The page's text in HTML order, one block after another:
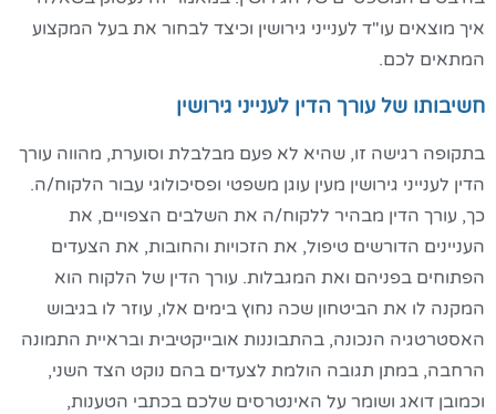
איך מוצאים עו"ד לענייני גירושין וכיצד לבחור את בעל המקצוע
המתאים לכם.
חשיבותו של עורך הדין לענייני גירושין
בתקופה רגישה זו, שהיא לא פעם מבלבלת וסוערת, מהווה עורך
הדין לענייני גירושין מעין עוגן משפטי ופסיכולוגי עבור הלקוח/ה.
כך, עורך הדין מבהיר ללקוח/ה את השלבים הצפויים, את
העניינים הדורשים טיפול, את הזכויות והחובות, את הצעדים
הפתוחים בפניהם ואת המגבלות. עורך הדין של הלקוח הוא
המקנה לו את הביטחון שכה נחוץ בימים אלו, עוזר לו בגיבוש
האסטרטגיה הנכונה, בהתבוננות אובייקטיבית ובראיית התמונה
הרחבה, במתן תגובה הולמת לצעדים בהם נוקט הצד השני,
וכמובן דואג ושומר על האינטרסים שלכם בכתבי הטענות,